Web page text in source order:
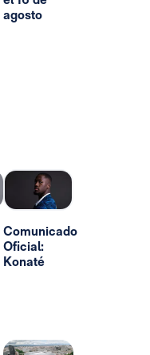
agosto
Comunicado
Oficial:
Konaté